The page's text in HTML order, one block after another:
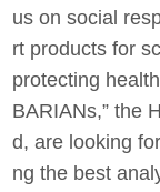
us on social
rt products for
protecting
BARIANs,” the
d, are looking
ng the best